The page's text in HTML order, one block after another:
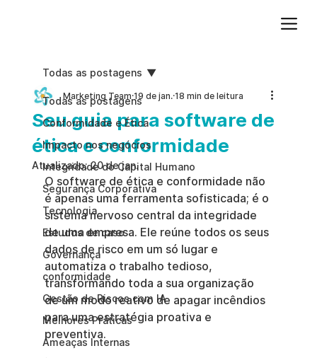
Todas as postagens
Conformidade e Ética
Impacto nos negócios
Integridade do Capital Humano
Segurança Corporativa
Tecnologia
Estudos de caso
Governança
conformidade
Gestão de Riscos com IA
Melhores Práticas
Ameaças Internas
Todas as postagens
Seu guia para software de
ética e conformidade
Marketing Team 19 de jan. 18 min de leitura
Atualizado:20 de jan.
O software de ética e conformidade não
é apenas uma ferramenta sofisticada; é o
sistema nervoso central da integridade
de uma empresa. Ele reúne todos os seus
dados de risco em um só lugar e
automatiza o trabalho tedioso,
transformando toda a sua organização
de um modo reativo de apagar incêndios
para uma estratégia proativa e
preventiva.